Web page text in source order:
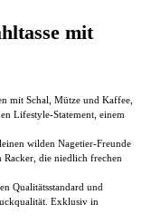
mit
mit Schal, Mütze und Kaffee,
Lifestyle-Statement, einem
wilden Nagetier-Freunde
Racker, die niedlich frechen
Qualitätsstandard und
Exklusiv in